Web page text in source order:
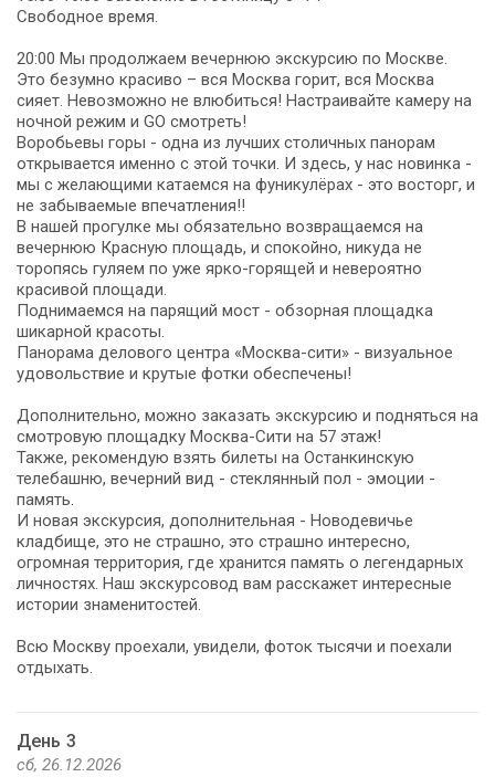
Свободное время.
20:00 Мы продолжаем вечернюю экскурсию по Москве.
Это безумно красиво – вся Москва горит, вся Москва
сияет. Невозможно не влюбиться! Настраивайте камеру на
ночной режим и GO смотреть!
Воробьевы горы - одна из лучших столичных панорам
открывается именно с этой точки. И здесь, у нас новинка -
мы с желающими катаемся на фуникулёрах - это восторг, и
не забываемые впечатления!!
В нашей прогулке мы обязательно возвращаемся на
вечернюю Красную площадь, и спокойно, никуда не
торопясь гуляем по уже ярко-горящей и невероятно
красивой площади.
Поднимаемся на парящий мост - обзорная площадка
шикарной красоты.
Панорама делового центра «Москва-сити» - визуальное
удовольствие и крутые фотки обеспечены!
Дополнительно, можно заказать экскурсию и подняться на
смотровую площадку Москва-Сити на 57 этаж!
Также, рекомендую взять билеты на Останкинскую
телебашню, вечерний вид - стеклянный пол - эмоции -
память.
И новая экскурсия, дополнительная - Новодевичье
кладбище, это не страшно, это страшно интересно,
огромная территория, где хранится память о легендарных
личностях. Наш экскурсовод вам расскажет интересные
истории знаменитостей.
Всю Москву проехали, увидели, фоток тысячи и поехали
отдыхать.
День 3
сб, 26.12.2026